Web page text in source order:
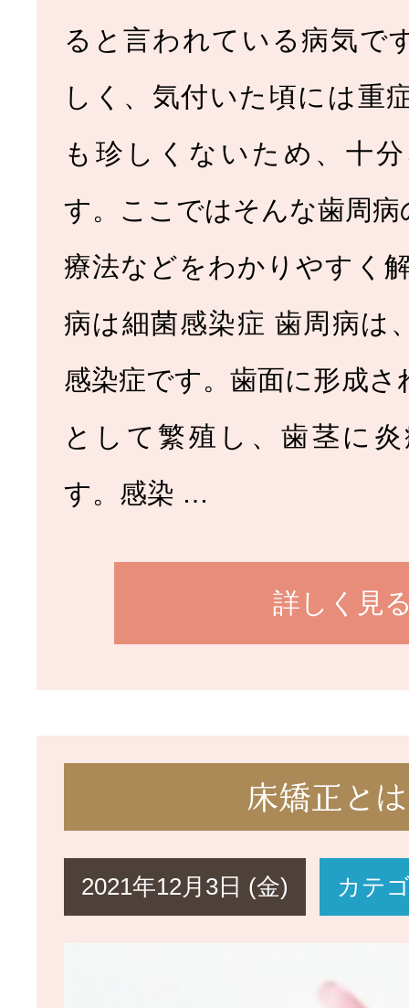
ると言われている病気で
しく、気付いた頃には重
も珍しくないため、十
す。ここではそんな歯周病
療法などをわかりやすく
病は細菌感染症 歯周病は
感染症です。歯面に形成
として繁殖し、歯茎に
す。感染 …
詳しく見
床矯正と
2021年12月3日 (金) カテ